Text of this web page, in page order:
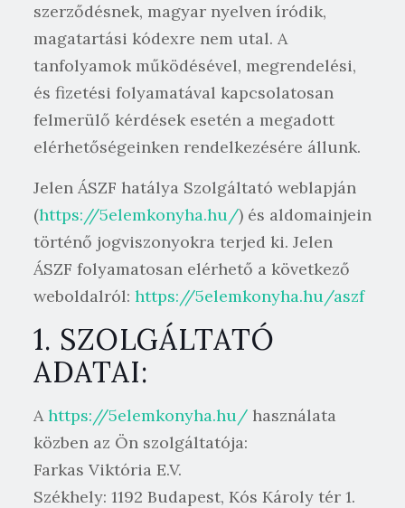
szerződésnek, magyar nyelven íródik,
magatartási kódexre nem utal. A
tanfolyamok működésével, megrendelési,
és fizetési folyamatával kapcsolatosan
felmerülő kérdések esetén a megadott
elérhetőségeinken rendelkezésére állunk.
Jelen ÁSZF hatálya Szolgáltató weblapján
(https://5elemkonyha.hu/) és aldomainjein
történő jogviszonyokra terjed ki. Jelen
ÁSZF folyamatosan elérhető a következő
weboldalról: https://5elemkonyha.hu/aszf
1. SZOLGÁLTATÓ
ADATAI:
Ahttps://5elemkonyha.hu/használata
közben az Ön szolgáltatója:
Farkas Viktória E.V.
Székhely: 1192 Budapest, Kós Károly tér 1.